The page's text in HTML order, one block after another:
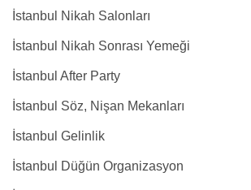
İstanbul Nikah Salonları
İstanbul Nikah Sonrası Yemeği
İstanbul After Party
İstanbul Söz, Nişan Mekanları
İstanbul Gelinlik
İstanbul Düğün Organizasyon